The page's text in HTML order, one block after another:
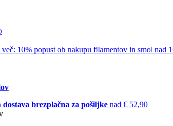
več: 10% popust ob nakupu filamentov in smol nad
brezplačna za pošiljke nad € 52,90